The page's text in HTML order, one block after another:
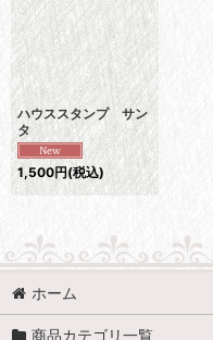
ハウススタンプ サン
タ
1,500円(税込)
ホーム
商品カテゴリ一覧